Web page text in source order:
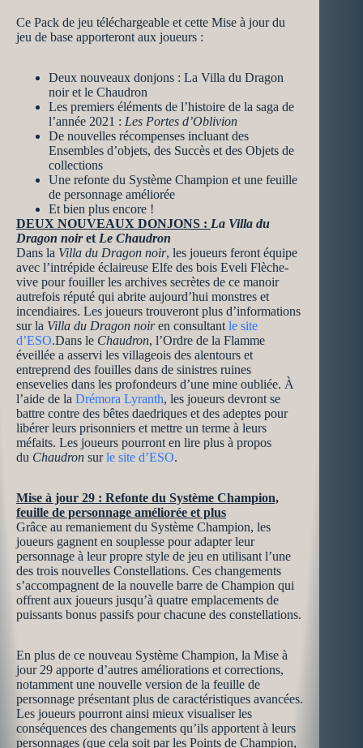
Ce Pack de jeu téléchargeable et cette Mise à jour du
jeu de base apporteront aux joueurs :
Deux nouveaux donjons : La Villa du Dragon
noir et le Chaudron
Les premiers éléments de l’histoire de la saga de
l’année 2021 : Les Portes d’Oblivion
De nouvelles récompenses incluant des
Ensembles d’objets, des Succès et des Objets de
collections
Une refonte du Système Champion et une feuille
de personnage améliorée
Et bien plus encore !
DEUX NOUVEAUX DONJONS : La Villa du
Dragon noiret Le Chaudron
Dans la Villa du Dragon noir, les joueurs feront équipe
avec l’intrépide éclaireuse Elfe des bois Eveli Flèche-
vive pour fouiller les archives secrètes de ce manoir
autrefois réputé qui abrite aujourd’hui monstres et
incendiaires. Les joueurs trouveront plus d’informations
sur la Villa du Dragon noiren consultant le site
d’ESO.Dans le Chaudron, l’Ordre de la Flamme
éveillée a asservi les villageois des alentours et
entreprend des fouilles dans de sinistres ruines
ensevelies dans les profondeurs d’une mine oubliée. À
l’aide de la Drémora Lyranth, les joueurs devront se
battre contre des bêtes daedriques et des adeptes pour
libérer leurs prisonniers et mettre un terme à leurs
méfaits. Les joueurs pourront en lire plus à propos
du Chaudron surle site d’ESO.
Mise à jour 29 : Refonte du Système Champion,
feuille de personnage améliorée et plus
Grâce au remaniement du Système Champion, les
joueurs gagnent en souplesse pour adapter leur
personnage à leur propre style de jeu en utilisant l’une
des trois nouvelles Constellations. Ces changements
s’accompagnent de la nouvelle barre de Champion qui
offrent aux joueurs jusqu’à quatre emplacements de
puissants bonus passifs pour chacune des constellations.
En plus de ce nouveau Système Champion, la Mise à
jour 29 apporte d’autres améliorations et corrections,
notamment une nouvelle version de la feuille de
personnage présentant plus de caractéristiques avancées.
Les joueurs pourront ainsi mieux visualiser les
conséquences des changements qu’ils apportent à leurs
personnages (que cela soit par les Points de Champion,